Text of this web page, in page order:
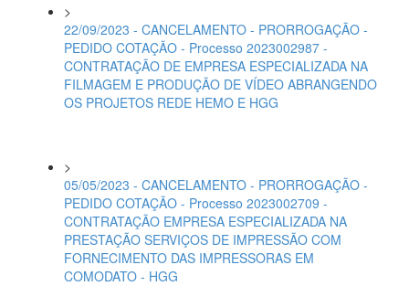
>
22/09/2023 - CANCELAMENTO - PRORROGAÇÃO -
PEDIDO COTAÇÃO - Processo 2023002987 -
CONTRATAÇÃO DE EMPRESA ESPECIALIZADA NA
FILMAGEM E PRODUÇÃO DE VÍDEO ABRANGENDO
OS PROJETOS REDE HEMO E HGG
>
05/05/2023 - CANCELAMENTO - PRORROGAÇÃO -
PEDIDO COTAÇÃO - Processo 2023002709 -
CONTRATAÇÃO EMPRESA ESPECIALIZADA NA
PRESTAÇÃO SERVIÇOS DE IMPRESSÃO COM
FORNECIMENTO DAS IMPRESSORAS EM
COMODATO - HGG